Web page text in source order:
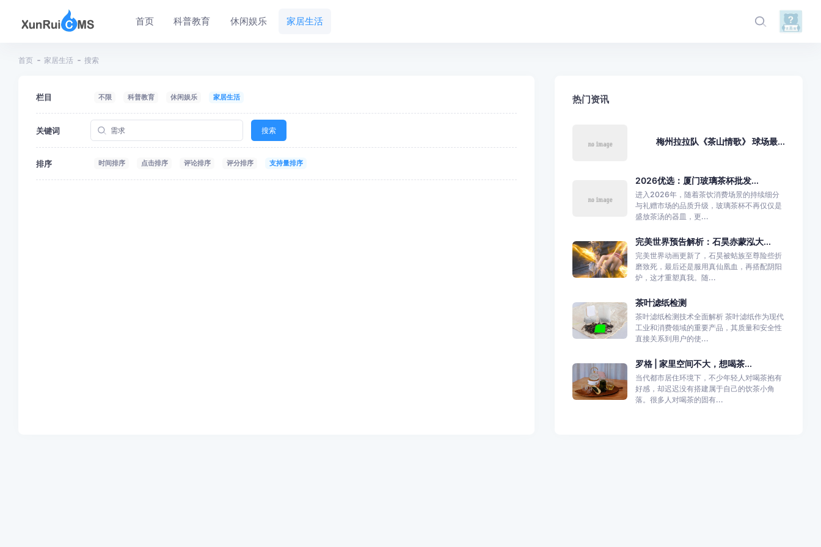
首页 科普教育 休闲娱乐 家居生活
首页 家居生活 搜索
栏目 不限 科普教育 休闲娱乐 家居生活
关键词 搜索
排序 时间排序 点击排序 评论排序 评分排序 支持量排序
热门资讯
梅州拉拉队《茶山情歌》 球场最...
2026优选：厦门玻璃茶杯批发...
进入2026年，随着茶饮消费场景的持续细分
与礼赠市场的品质升级，玻璃茶杯不再仅仅是
盛放茶汤的器皿，更...
完美世界预告解析：石昊赤蒙泓大...
完美世界动画更新了，石昊被蛄族至尊险些折
磨致死，最后还是服用真仙凰血，再搭配阴阳
炉，这才重塑真我。随...
茶叶滤纸检测
茶叶滤纸检测技术全面解析 茶叶滤纸作为现代
工业和消费领域的重要产品，其质量和安全性
直接关系到用户的使...
罗格 | 家里空间不大，想喝茶...
当代都市居住环境下，不少年轻人对喝茶抱有
好感，却迟迟没有搭建属于自己的饮茶小角
落。很多人对喝茶的固有...